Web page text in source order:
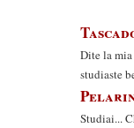
Dite la mia
studiaste
Studiai...